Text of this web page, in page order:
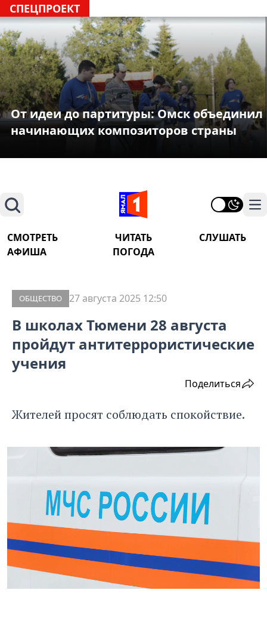
СПЕЦПРОЕКТ
От идеи до партитуры: Омск объединил
начинающих композиторов страны
Поиск
СМОТРЕТЬ ЧИТАТЬ
СЛУШАТЬ
АФИША
ПОГОДА
ОБЩЕСТВО 27 августа 2025 12:50
В школах Тюмени 28 августа
пройдут антитеррористические
учения
Поделиться
Жителей просят соблюдать спокойствие.